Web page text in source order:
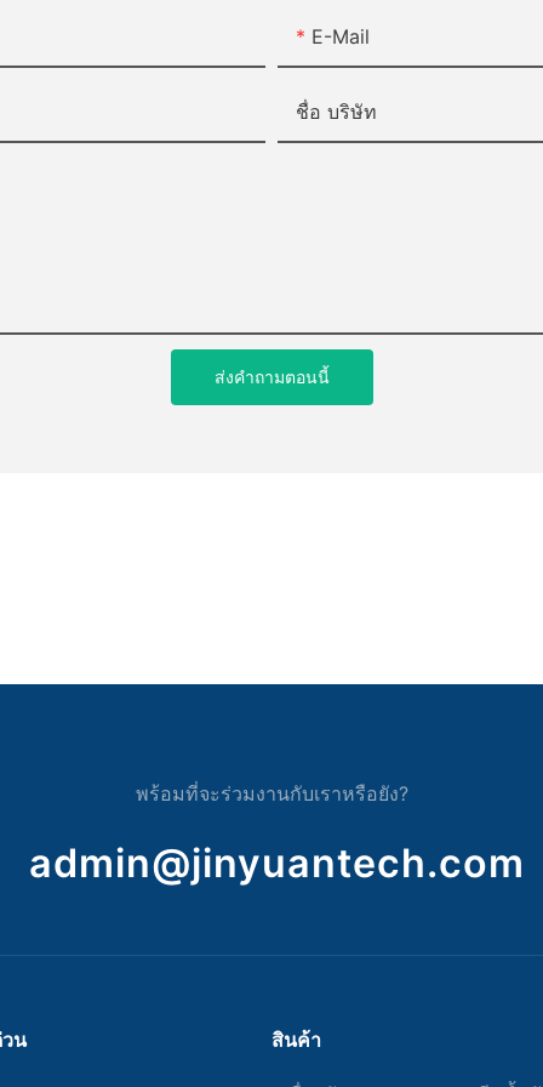
E-Mail
ชื่อ บริษัท
ส่งคำถามตอนนี้
พร้อมที่จะร่วมงานกับเราหรือยัง?
admin@jinyuantech.com
น สินค้า